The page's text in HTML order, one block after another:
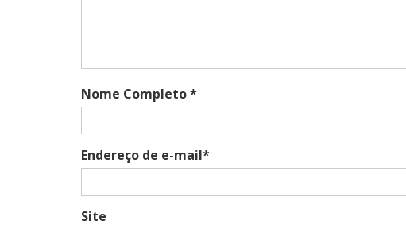
Nome Completo *
Endereço de e-mail*
Site